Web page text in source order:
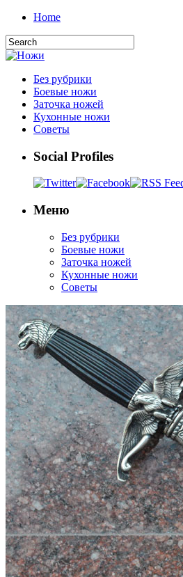
Home
Без рубрики
Боевые ножи
Заточка ножей
Кухонные ножи
Советы
Social Profiles
Меню
Без рубрики
Боевые ножи
Заточка ножей
Кухонные ножи
Советы